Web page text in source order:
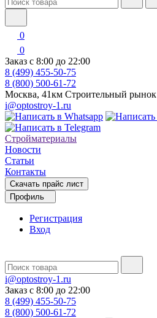
0
0
Заказ с 8:00 до 22:00
8 (499) 455-50-75
8 (800) 500-61-72
Москва, 41км Строительный рынок
i@optostroy-1.ru
Стройматериалы
Новости
Статьи
Контакты
Скачать прайс лист
Профиль
Регистрация
Вход
i@optostroy-1.ru
Заказ с 8:00 до 22:00
8 (499) 455-50-75
8 (800) 500-61-72